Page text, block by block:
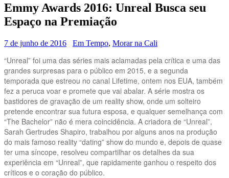
Emmy Awards 2016: Unreal Busca seu
Espaço na Premiação
7 de junho de 2016 Em Tempo, Morar na Cali
“Unreal” foi uma das séries mais aclamadas pela crítica e uma das
grandes surpresas para o público em 2015, e a segunda
temporada que estreou no canal Lifetime, ontem nos EUA, também
fez a peruca voar e promete que vai abalar. A série mostra os
bastidores de gravação de um reality show, onde um solteiro
pretende encontrar sua futura esposa, e qualquer semelhança com
“The Bachelor” não é mera coincidência. A criadora de “Unreal”,
Sarah Gertrudes Shapiro, trabalhou por alguns anos na produção
do mais famoso reality “dating” show do mundo e, depois de quase
ter uma síncope, resolveu compartilhar os detalhes da sua
experiência em “Unreal”, que rapidamente ganhou o respeito dos
críticos e o coração do público.